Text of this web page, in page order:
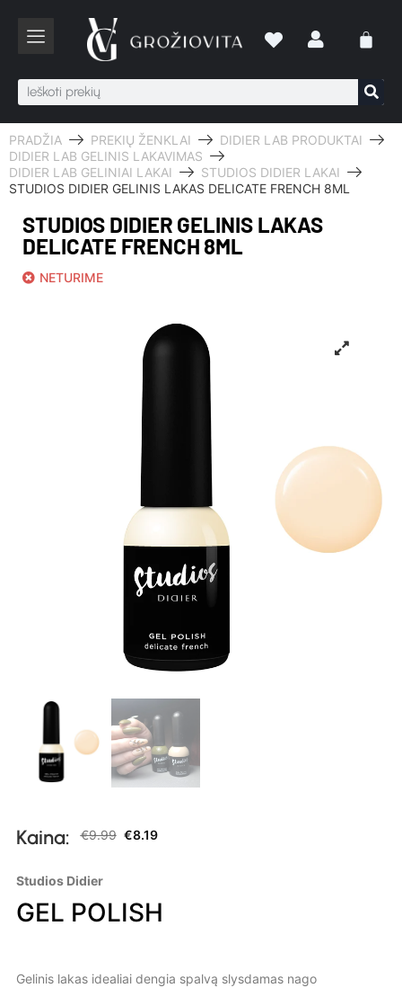
PRADŽIA PREKIŲ ŽENKLAI
DIDIER LAB PRODUKTAI
DIDIER LAB GELINIS LAKAVIMAS
DIDIER LAB GELINIAI LAKAI
STUDIOS DIDIER LAKAI
STUDIOS DIDIER GELINIS LAKAS DELICATE FRENCH 8ML
STUDIOS DIDIER GELINIS LAKAS
DELICATE FRENCH 8ML
NETURIME
Kaina: €9.99 €8.19
Studios Didier
GEL POLISH
Gelinis lakas idealiai dengia spalvą slysdamas nago